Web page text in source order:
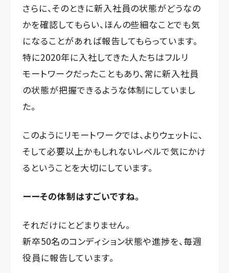
さらに、そのときに新入社員の状態がどうなの
かを確認してもらい、ほんの些細なことでも気
になることがあれば報告してもらっています。
特に2020年に入社してきた人たちはフルリ
モートワークだったこともあり、常に新入社員
の状態が把握できるような体制にしていまし
た。
このようにリモートワークでは、よりウェットに、
そして必要以上かもしれないレベルで気にかけ
るということを大切にしています。
ーーその体制はすごいですね。
それだけにとどまりません。
新卒50名のコンディション状態や進捗を、毎週
役員に報告しています。